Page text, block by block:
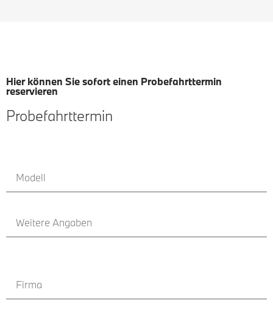
Hier können Sie sofort einen Probefahrttermin
reservieren
Probefahrttermin